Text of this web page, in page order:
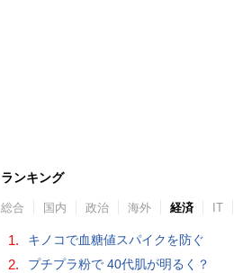
ランキング
総合 国内 政治 海外 経済 IT
1. キノコで血糖値スパイクを防ぐ
2. プチプラ粉で 40代肌が明るく？